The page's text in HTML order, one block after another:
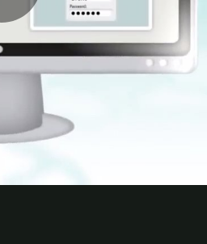
Play
Video